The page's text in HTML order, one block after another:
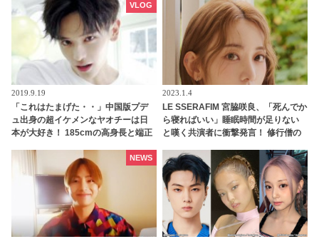
2019.9.19
「これはたまげた・・」中国版プデ
ュ出身の超イケメンなヤオチーは日
本が大好き！ 185cmの高身長と端正
VLOG
2023.1.4
LE SSERAFIM 宮脇咲良、「死んでか
ら寝ればいい」睡眠時間が足りない
と嘆く共演者に衝撃発言！ 修行僧の
ぎる姿勢に啞然
NEWS